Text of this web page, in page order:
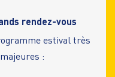
rendez-vous
estival très
: